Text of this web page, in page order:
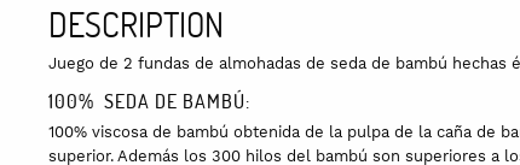
DESCRIPTION
Juego de 2 fundas de almohadas de seda de bambú hechas
100% SEDA DE BAMBÚ:
100% viscosa de bambú obtenida de la pulpa de la caña de
superior. Además los 300 hilos del bambú son superiores a